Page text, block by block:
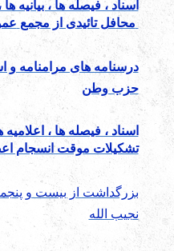
اسناد ، فیصله ها ، بیانیه
محافل تائیدی از مجمععمومی حزب وطن
درسنامه های مرامنامه و
حزب وطن
اسناد ، فیصله ها ،
تشکیلات موقت انسجام
بزرگداشت از بیست و
نجیب الله